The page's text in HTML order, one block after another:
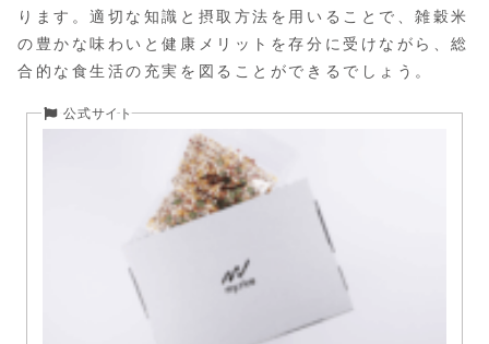
ります。適切な知識と摂取方法を用いることで、雑穀米
の豊かな味わいと健康メリットを存分に受けながら、総
合的な食生活の充実を図ることができるでしょう。